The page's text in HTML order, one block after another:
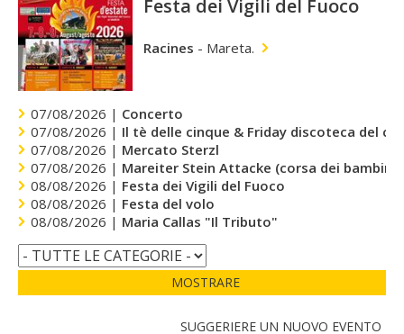
Festa dei Vigili del Fuoco
Racines - Mareta.
07/08/2026 | Concerto
07/08/2026 | Il tè delle cinque & Friday discoteca del
07/08/2026 | Mercato Sterzl
07/08/2026 | Mareiter Stein Attacke (corsa dei bambini)
08/08/2026 | Festa dei Vigili del Fuoco
08/08/2026 | Festa del volo
08/08/2026 | Maria Callas "Il Tributo"
MOSTRARE
SUGGERIERE UN NUOVO EVENTO